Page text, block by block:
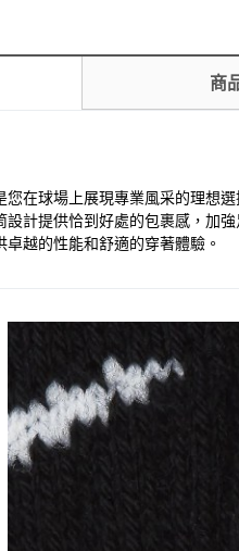
商
在球場上展現專業風采的理想
計提供恰到好處的包裹感，加
越的性能和舒適的穿著體驗。